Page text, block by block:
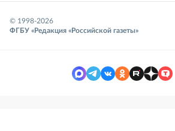
© 1998-2026
ФГБУ «Редакция «Российской газеты»